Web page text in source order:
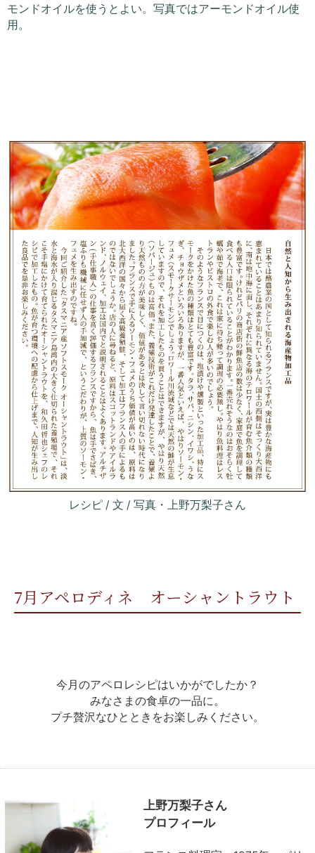
モンドオイルを使うとよい。写真ではアーモンドオイル使
用。
レシピ / 文 / 写真・上野万梨子さん
7月アペロディネ オーシャントラウト
今月のアペロレシピはいかがでしたか？
みなさまの食卓の一品に。
プチ贅沢なひとときをお楽しみください。
上野万梨子さん
プロフィール